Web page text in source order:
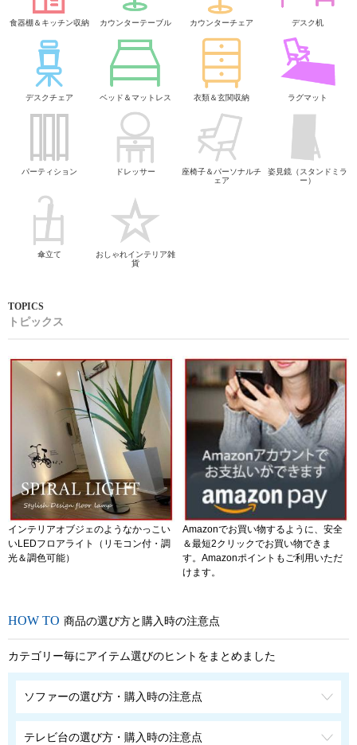
食器棚＆キッチン収納 カウンターテーブル カウンターチェア デスク机
デスクチェア ベッド＆マットレス 衣類＆玄関収納 ラグマット
パーティション ドレッサー
座椅子＆パーソナルチ
ェア
姿見鏡（スタンドミラ
ー）
傘立て
おしゃれインテリア雑
貨
トピックス
インテリアオブジェのようなかっこい
いLEDフロアライト（リモコン付・調
光＆調色可能）
Amazonでお買い物するように、安全
＆最短2クリックでお買い物できま
す。Amazonポイントもご利用いただ
けます。
商品の選び方と購入時の注意点
カテゴリー毎にアイテム選びのヒントをまとめました
ソファーの選び方・購入時の注意点
テレビ台の選び方・購入時の注意点